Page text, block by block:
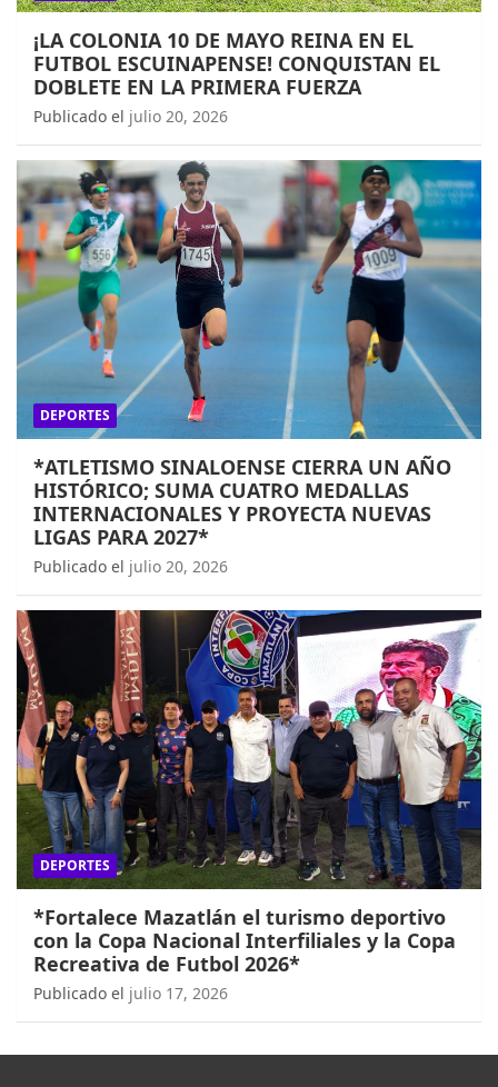
¡LA COLONIA 10 DE MAYO REINA EN EL
FUTBOL ESCUINAPENSE! CONQUISTAN EL
DOBLETE EN LA PRIMERA FUERZA
Publicado el julio 20, 2026
DEPORTES
*ATLETISMO SINALOENSE CIERRA UN AÑO
HISTÓRICO; SUMA CUATRO MEDALLAS
INTERNACIONALES Y PROYECTA NUEVAS
LIGAS PARA 2027*
Publicado el julio 20, 2026
DEPORTES
*Fortalece Mazatlán el turismo deportivo
con la Copa Nacional Interfiliales y la Copa
Recreativa de Futbol 2026*
Publicado el julio 17, 2026